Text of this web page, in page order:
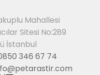
Mahallesi
Sitesi No:289
İstanbul
346 67 74